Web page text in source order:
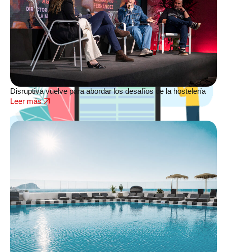
Disruptiva vuelve para abordar los desafíos de la hostelería
Leer más